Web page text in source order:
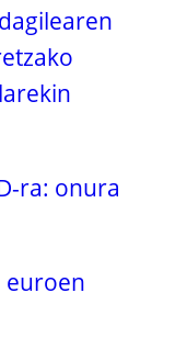
ra: onura
euroen